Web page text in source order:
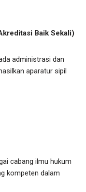
Baik Sekali)
administrasi dan
aparatur sipil
cabang ilmu hukum
kompeten dalam